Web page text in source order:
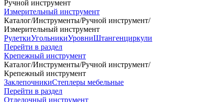
Ручной инструмент
Измерительный инструмент
Каталог/Инструменты/Ручной инструмент/
Измерительный инструмент
РулеткиУгольникиУровниШтангенциркули
Перейти в раздел
Крепежный инструмент
Каталог/Инструменты/Ручной инструмент/
Крепежный инструмент
ЗаклепочникиСтеплеры мебельные
Перейти в раздел
Отделочный инструмент